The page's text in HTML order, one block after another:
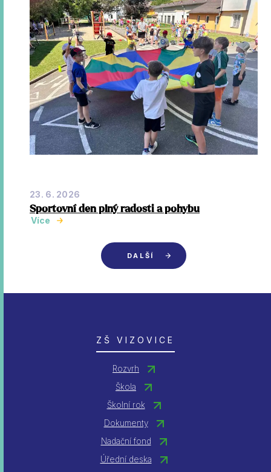
23. 6. 2026
Sportovní den plný radosti a pohybu
Více
DALŠÍ
ZŠ VIZOVICE
Rozvrh
Škola
Školní rok
Dokumenty
Nadační fond
Úřední deska